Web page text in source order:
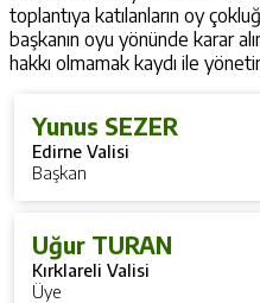
toplantıya katılanların oy
başkanın oyu yönünde karar
hakkı olmamak kaydı ile
Yunus SEZER
Edirne Valisi
Başkan
Uğur TURAN
Kırklareli Valisi
Üye